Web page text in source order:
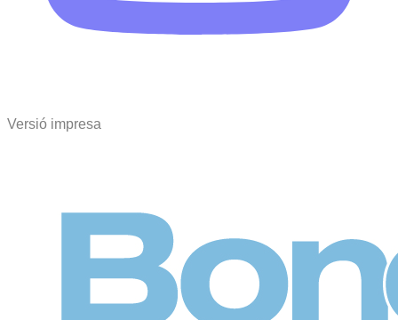
Versió impresa